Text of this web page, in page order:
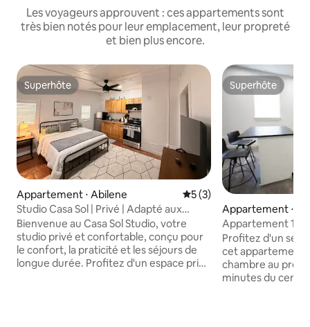
Les voyageurs approuvent : ces appartements sont
très bien notés pour leur emplacement, leur propreté
et bien plus encore.
Superhôte
Superhôte
Appartement ⋅ Abilene Évaluation moyenne sur
5 (3)
Studio Casa Sol | Privé | Adapté aux
séjours de longue durée
Bienvenue au Casa Sol Studio, votre
studio privé et confortable, conçu pour
le confort, la praticité et les séjours de
longue durée. Profitez d'un espace privé
Superhôte
Superhôte
Appartement ⋅
Appartement 1
centre-ville
Profitez d'un
cet appartement
chambre au
minutes du